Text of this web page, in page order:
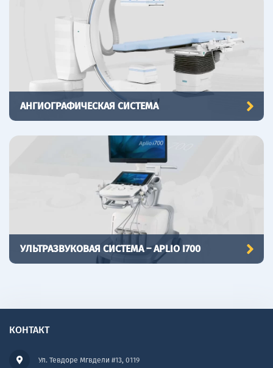
АНГИОГРАФИЧЕСКАЯ СИСТЕМА
УЛЬТРАЗВУКОВАЯ СИСТЕМА – APLIO I700
КОНТАКТ
Ул. Тевдоре Мгвдели #13, 0119